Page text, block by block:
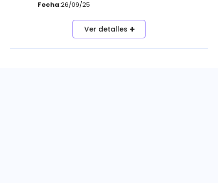
Fecha:26/09/25
Ver detalles